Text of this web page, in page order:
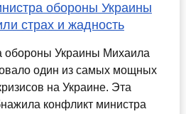
обороны Украины
страх и жадность
обороны Украины Михаила
один из самых мощных
на Украине. Эта
конфликт министра